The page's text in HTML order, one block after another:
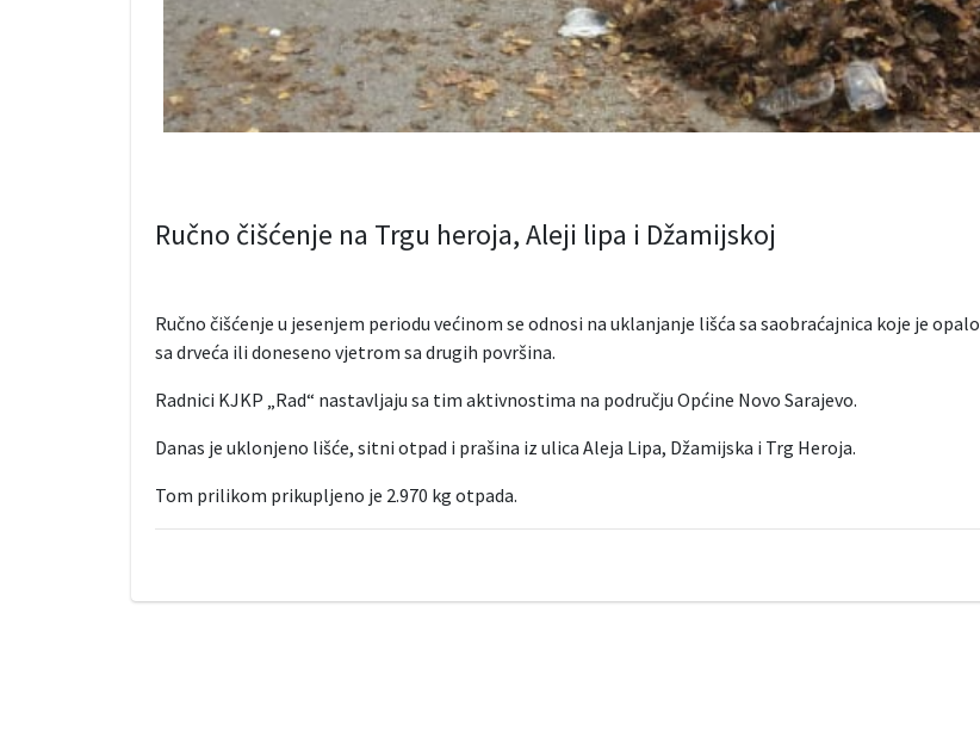
Ručno čišćenje na Trgu heroja, Aleji lipa i Džamijskoj
Ručno čišćenje u jesenjem periodu većinom se odnosi na uklanjanje lišća sa saobraćajnica koje je opalo
sa drveća ili doneseno vjetrom sa drugih površina.
Radnici KJKP „Rad“ nastavljaju sa tim aktivnostima na području Općine Novo Sarajevo.
Danas je uklonjeno lišće, sitni otpad i prašina iz ulica Aleja Lipa, Džamijska i Trg Heroja.
Tom prilikom prikupljeno je 2.970 kg otpada.